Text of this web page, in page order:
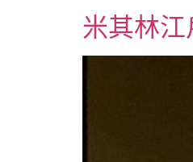
米其林